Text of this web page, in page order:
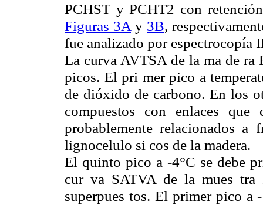
PCHST y PCHT2 con
Figuras 3A y 3B,
fue analizado por espectrocopía
La curva AVTSA de la ma de
picos. El pri mer pico a
de dióxido de carbono. En los
compuestos con enlaces
probablemente relacionados a
lignocelulo si cos de la madera.
El quinto pico a -4°C se debe
cur va SATVA de la mues tra
superpues tos. El primer pico a